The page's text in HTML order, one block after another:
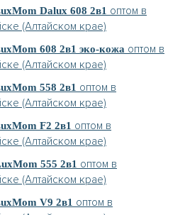
Dalux 608 2в1 оптом в
(Алтайском крае)
608 2в1 эко-кожа оптом в
(Алтайском крае)
558 2в1 оптом в
(Алтайском крае)
F2 2в1 оптом в
(Алтайском крае)
555 2в1 оптом в
(Алтайском крае)
V9 2в1 оптом в